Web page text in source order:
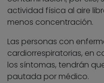
actividad física al aire
menos concentración.
Las personas con
cardiorrespiratorias, en
los síntomas, tendrán
pautada por médico.